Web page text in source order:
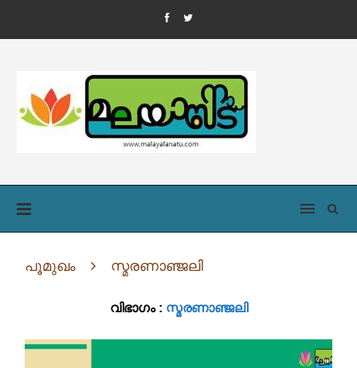
പൂമുഖം സ്മരണാഞ്ജലി
വിഭാഗം : സ്മരണാഞ്ജലി